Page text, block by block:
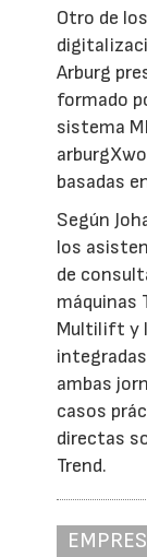
Otro de
Arburg
formado
sistema
basadas
Según
los
de
máquinas
Multilift y
ambas
casos
directas
Trend.